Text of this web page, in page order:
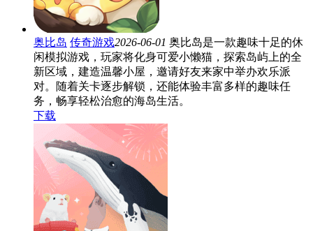
奥比岛 传奇游戏2026-06-01 奥比岛是一款趣味十足的休
闲模拟游戏，玩家将化身可爱小懒猫，探索岛屿上的全
新区域，建造温馨小屋，邀请好友来家中举办欢乐派
对。随着关卡逐步解锁，还能体验丰富多样的趣味任
务，畅享轻松治愈的海岛生活。
下载